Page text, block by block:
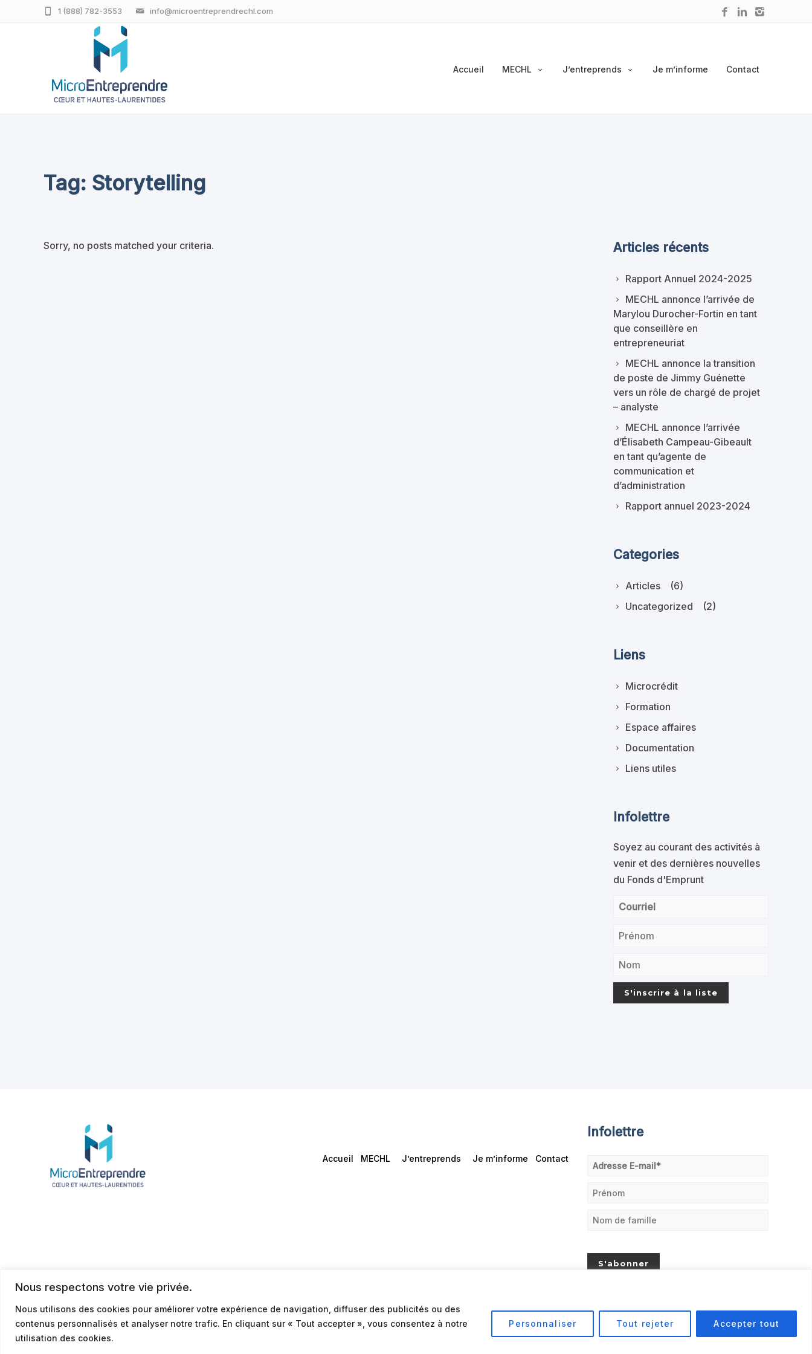
Nous respectons votre vie privée.
Nous utilisons des cookies pour améliorer votre expérience de navigation, diffuser des publicités ou des
contenus personnalisés et analyser notre trafic. En cliquant sur « Tout accepter », vous consentez à notre
utilisation des cookies.
Personnaliser Tout rejeter Accepter tout
info@microentreprendrechl.com
1 (888) 782-3553
Accueil MECHL J’entreprends Je m’informe Contact
Tag: Storytelling
Sorry, no posts matched your criteria. Articles récents
Rapport Annuel 2024-2025
MECHL annonce l’arrivée de
Marylou Durocher-Fortin en tant
que conseillère en
entrepreneuriat
MECHL annonce la transition
de poste de Jimmy Guénette
vers un rôle de chargé de projet
– analyste
MECHL annonce l’arrivée
d’Élisabeth Campeau-Gibeault
en tant qu’agente de
communication et
d’administration
Rapport annuel 2023-2024
Categories
Articles
(6)
Uncategorized
(2)
Liens
Microcrédit
Formation
Espace affaires
Documentation
Liens utiles
Infolettre
Soyez au courant des activités à
venir et des dernières nouvelles
du Fonds d'Emprunt
Accueil MECHL J’entreprends Je m’informe Contact
Infolettre
© 2026 Politique de confidentialité Conditions d’utilisation